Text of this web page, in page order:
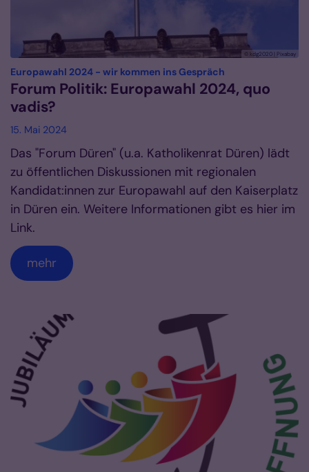
© kdg2020 | Pixabay
Europawahl 2024 - wir kommen ins Gespräch
Forum Politik: Europawahl 2024, quo
vadis?
15. Mai 2024
Das "Forum Düren" (u.a. Katholikenrat Düren) lädt
zu öffentlichen Diskussionen mit regionalen
Kandidat:innen zur Europawahl auf den Kaiserplatz
in Düren ein. Weitere Informationen gibt es hier im
Link.
mehr